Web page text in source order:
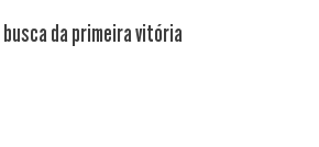
busca da primeira vitória